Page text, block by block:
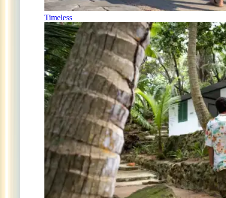
Timeless